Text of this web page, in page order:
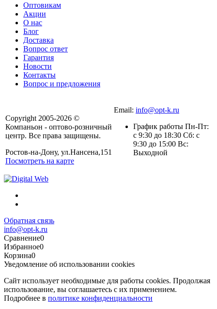
Оптовикам
Акции
О нас
Блог
Доставка
Вопрос ответ
Гарантия
Новости
Контакты
Вопрос и предложения
Copyright 2005-2026 ©
Компаньон - оптово-розничный
центр. Все права защищены.
Ростов-на-Дону, ул.Нансена,151
Посмотреть на карте
Email: info@opt-k.ru
График работы Пн-Пт:
с 9:30 до 18:30 Сб: с
9:30 до 15:00 Вс:
Выходной
Обратная связь
info@opt-k.ru
Сравнение0
Избранное0
Корзина0
Уведомление об использовании cookies
Сайт использует необходимые для работы cookies. Продолжая
использование, вы соглашаетесь с их применением.
Подробнее в политике конфиденциальности